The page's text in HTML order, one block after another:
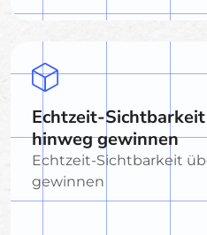
Echtzeit-
hinweg gewinnen
Echtzeit-Sichtbarkeit
gewinnen